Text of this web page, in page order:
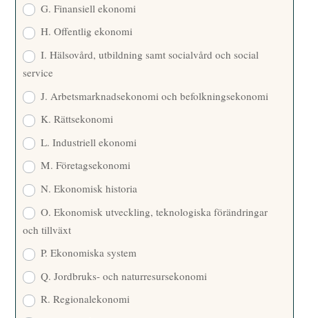
G. Finansiell ekonomi
H. Offentlig ekonomi
I. Hälsovård, utbildning samt socialvård och social
service
J. Arbetsmarknadsekonomi och befolkningsekonomi
K. Rättsekonomi
L. Industriell ekonomi
M. Företagsekonomi
N. Ekonomisk historia
O. Ekonomisk utveckling, teknologiska förändringar
och tillväxt
P. Ekonomiska system
Q. Jordbruks- och naturresursekonomi
R. Regionalekonomi